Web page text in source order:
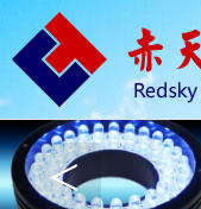
<